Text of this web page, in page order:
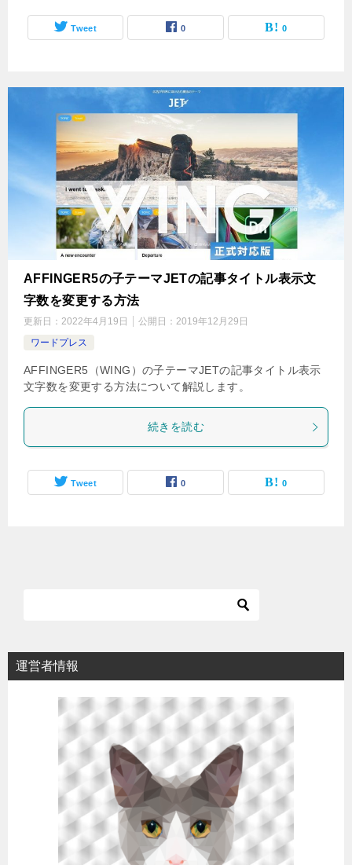
Tweet 0 0
AFFINGER5の子テーマJETの記事タイトル表示文
字数を変更する方法
更新日： 2022年4月19日 公開日： 2019年12月29日
ワードプレス
AFFINGER5（WING）の子テーマJETの記事タイトル表示
文字数を変更する方法について解説します。
続きを読む
Tweet 0 0
運営者情報